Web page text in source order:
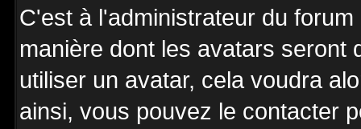
C'est à l'administrateur du
manière dont les avatars seront
utiliser un avatar, cela voudra
ainsi, vous pouvez le contacter